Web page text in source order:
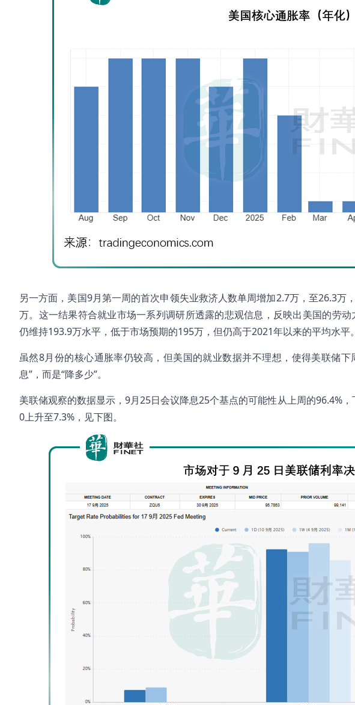
另一方面，美国9月第一周的首次申领失业救济人数单周增加2.7万，至26.3万
万。这一结果符合就业市场一系列调研所透露的悲观信息，反映出美国的劳
仍维持193.9万水平，低于市场预期的195万，但仍高于2021年以来的平均水平。
虽然8月份的核心通胀率仍较高，但美国的就业数据并不理想，使得美联储
息”，而是“降多少”。
美联储观察的数据显示，9月25日会议降息25个基点的可能性从上周的96.4%
0上升至7.3%，见下图。